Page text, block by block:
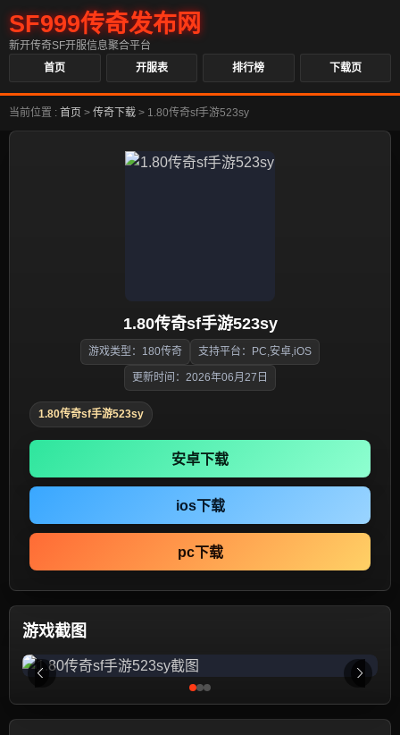
SF999传奇发布网
新开传奇SF开服信息聚合平台
首页
开服表 排行榜 下载页
当前位置 : 首页 > 传奇下载 > 1.80传奇sf手游523sy
1.80传奇sf手游523sy
游戏类型：180传奇 支持平台：PC,安卓,iOS
更新时间：2026年06月27日
1.80传奇sf手游523sy
安卓下载
ios下载
pc下载
游戏截图